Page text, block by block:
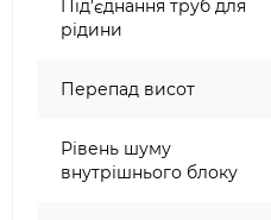
Під'єднання труб для
рідини
Перепад висот
Рівень шуму
внутрішнього блоку